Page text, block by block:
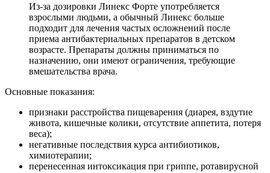
Из-за дозировки Линекс Форте употребляется
взрослыми людьми, а обычный Линекс больше
подходит для лечения частых осложнений после
приема антибактериальных препаратов в детском
возрасте. Препараты должны приниматься по
назначению, они имеют ограничения, требующие
вмешательства врача.
Основные показания:
признаки расстройства пищеварения (диарея, вздутие
живота, кишечные колики, отсутствие аппетита, потеря
веса);
негативные последствия курса антибиотиков,
химиотерапии;
перенесенная интоксикация при гриппе, ротавирусной